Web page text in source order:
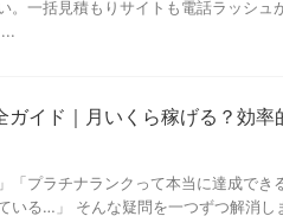
。一括見積もりサイトも電話ラッシュ
ガイド｜月いくら稼げる？効率
「プラチナランクって本当に達成でき
いる…」 そんな疑問を一つずつ解消し